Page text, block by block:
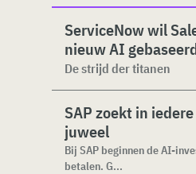
ServiceNow wil
nieuw AI
De strijd der titanen
SAP zoekt in
juweel
Bij SAP beginnen de AI-
betalen. G...